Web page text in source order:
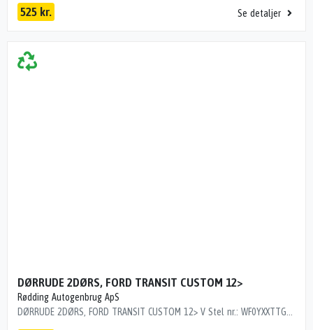
525 kr. Se detaljer
DØRRUDE 2DØRS, FORD TRANSIT CUSTOM 12>
Rødding Autogenbrug ApS